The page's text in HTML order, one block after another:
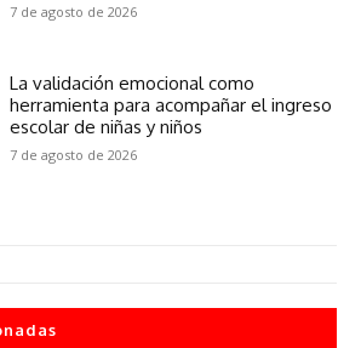
7 de agosto de 2026
La validación emocional como
herramienta para acompañar el ingreso
escolar de niñas y niños
7 de agosto de 2026